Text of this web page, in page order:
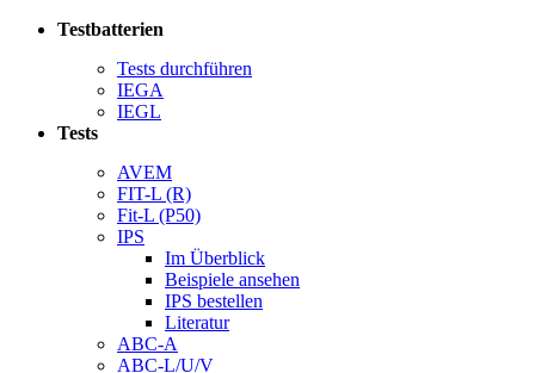
Testbatterien
Tests durchführen
IEGA
IEGL
Tests
AVEM
FIT-L (R)
Fit-L (P50)
IPS
Im Überblick
Beispiele ansehen
IPS bestellen
Literatur
ABC-A
ABC-L/U/V